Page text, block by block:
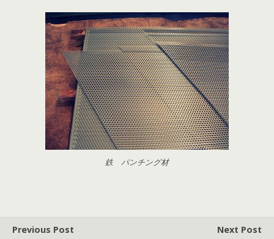
鉄 パンチング材
Previous Post
Next Post